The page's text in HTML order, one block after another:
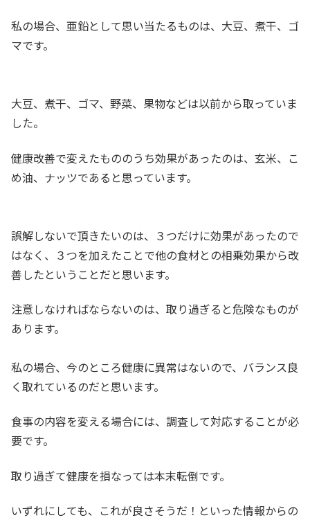
私の場合、亜鉛として思い当たるものは、大豆、煮干、ゴ
マです。
大豆、煮干、ゴマ、野菜、果物などは以前から取っていま
した。
健康改善で変えたもののうち効果があったのは、玄米、こ
め油、ナッツであると思っています。
誤解しないで頂きたいのは、３つだけに効果があったので
はなく、３つを加えたことで他の食材との相乗効果から改
善したということだと思います。
注意しなければならないのは、取り過ぎると危険なものが
あります。
私の場合、今のところ健康に異常はないので、バランス良
く取れているのだと思います。
食事の内容を変える場合には、調査して対応することが必
要です。
取り過ぎて健康を損なっては本末転倒です。
いずれにしても、これが良さそうだ！といった情報からの